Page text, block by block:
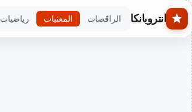
Skip to main content
انتروبانكا الراقصات المغنيات رياضيات